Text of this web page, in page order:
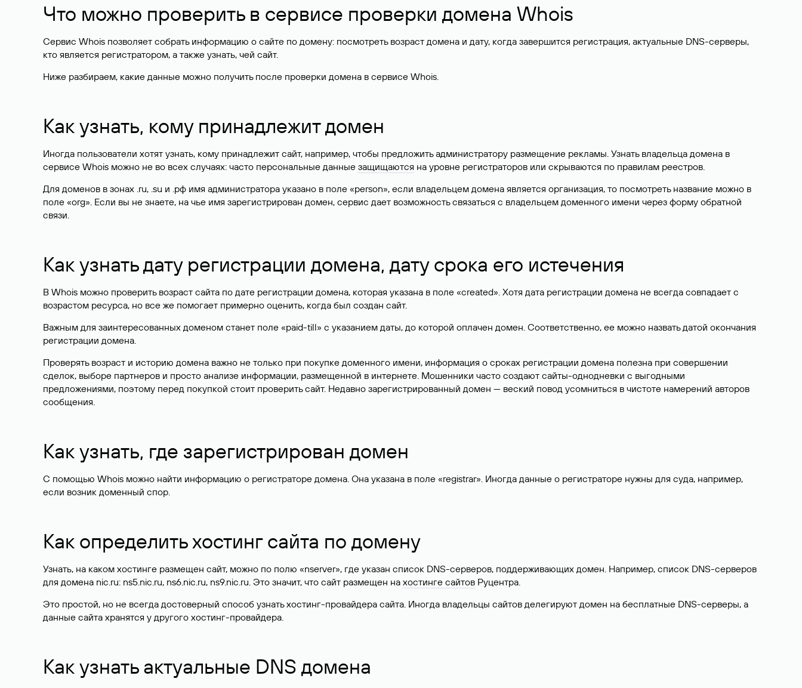
Что можно проверить в сервисе проверки домена Whois
Сервис Whois позволяет собрать информацию о сайте по домену: посмотреть возраст домена и дату, когда завершится регистрация, актуальные DNS-серверы,
кто является регистратором, а также узнать, чей сайт.
Ниже разбираем, какие данные можно получить после проверки домена в сервисе Whois.
Как узнать, кому принадлежит домен
Иногда пользователи хотят узнать, кому принадлежит сайт, например, чтобы предложить администратору размещение рекламы. Узнать владельца домена в
сервисе Whois можно не во всех случаях: часто персональные данные защищаются на уровне регистраторов или скрываются по правилам реестров.
Для доменов в зонах .ru, .su и .рф имя администратора указано в поле «person», если владельцем домена является организация, то посмотреть название можно в
поле «org». Если вы не знаете, на чье имя зарегистрирован домен, сервис дает возможность связаться с владельцем доменного имени через форму обратной
связи.
Как узнать дату регистрации домена, дату срока его истечения
В Whois можно проверить возраст сайта по дате регистрации домена, которая указана в поле «created». Хотя дата регистрации домена не всегда совпадает с
возрастом ресурса, но все же помогает примерно оценить, когда был создан сайт.
Важным для заинтересованных доменом станет поле «paid-till» с указанием даты, до которой оплачен домен. Соответственно, ее можно назвать датой окончания
регистрации домена.
Проверять возраст и историю домена важно не только при покупке доменного имени, информация о сроках регистрации домена полезна при совершении
сделок, выборе партнеров и просто анализе информации, размещенной в интернете. Мошенники часто создают сайты-однодневки с выгодными
предложениями, поэтому перед покупкой стоит проверить сайт. Недавно зарегистрированный домен — веский повод усомниться в чистоте намерений авторов
сообщения.
Как узнать, где зарегистрирован домен
С помощью Whois можно найти информацию о регистраторе домена. Она указана в поле «registrar». Иногда данные о регистраторе нужны для суда, например,
если возник доменный спор.
Как определить хостинг сайта по домену
Узнать, на каком хостинге размещен сайт, можно по полю «nserver», где указан список DNS-серверов, поддерживающих домен. Например, список DNS-серверов
для домена nic.ru: ns5.nic.ru, ns6.nic.ru, ns9.nic.ru. Это значит, что сайт размещен на хостинге сайтов Руцентра.
Это простой, но не всегда достоверный способ узнать хостинг-провайдера сайта. Иногда владельцы сайтов делегируют домен на бесплатные DNS-серверы, а
данные сайта хранятся у другого хостинг-провайдера.
Как узнать актуальные DNS домена